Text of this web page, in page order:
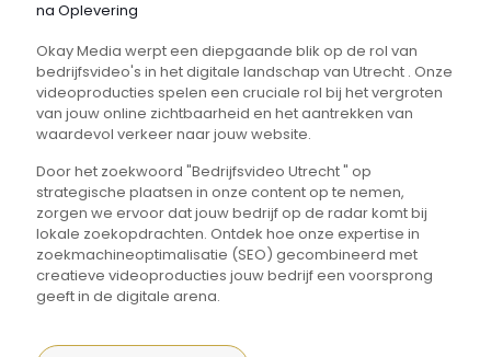
na Oplevering
Okay Media werpt een diepgaande blik op de rol van
bedrijfsvideo's in het digitale landschap van Utrecht . Onze
videoproducties spelen een cruciale rol bij het vergroten
van jouw online zichtbaarheid en het aantrekken van
waardevol verkeer naar jouw website.
Door het zoekwoord "Bedrijfsvideo Utrecht " op
strategische plaatsen in onze content op te nemen,
zorgen we ervoor dat jouw bedrijf op de radar komt bij
lokale zoekopdrachten. Ontdek hoe onze expertise in
zoekmachineoptimalisatie (SEO) gecombineerd met
creatieve videoproducties jouw bedrijf een voorsprong
geeft in de digitale arena.